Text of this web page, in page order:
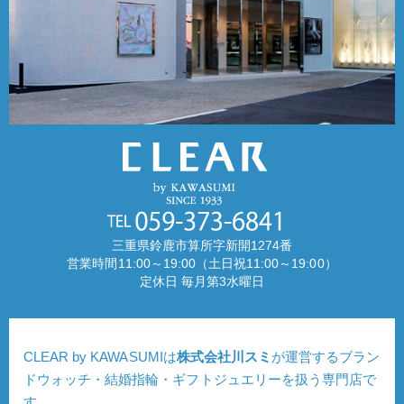
三重県鈴鹿市算所字新開1274番
営業時間11:00～19:00（土日祝11:00～19:00）
定休日 毎月第3水曜日
CLEAR by KAWASUMIは株式会社川スミ が運営するブラン
ドウォッチ・結婚指輪・ギフトジュエリーを扱う専門店で